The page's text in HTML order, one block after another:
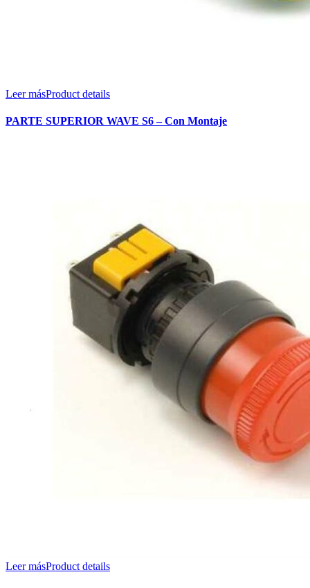
Leer másProduct details
PARTE SUPERIOR WAVE S6 – Con Montaje
Leer másProduct details